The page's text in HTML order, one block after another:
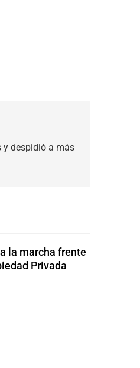
y despidió a más
la marcha frente
Privada